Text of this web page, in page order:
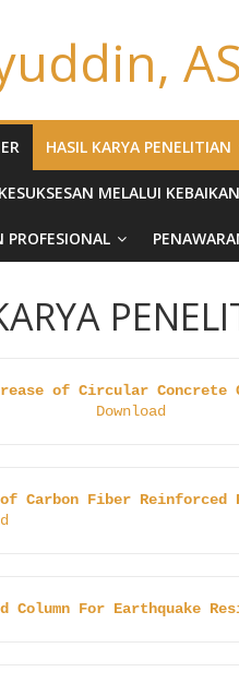
HASIL KARYA PENELITIAN
MELALUI
PROFESIONAL
of Circular Concrete
Download
of Carbon Fiber
Column For Earthquake